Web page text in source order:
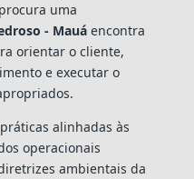
uma
- Mauáencontra
orientar o cliente,
e executar o
alinhadas às
operacionais
ambientais da